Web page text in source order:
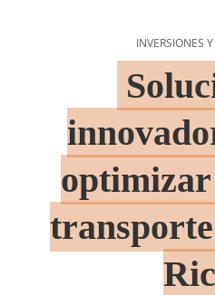
INVERSIONES